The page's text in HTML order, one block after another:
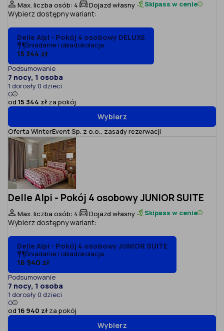
Max. liczba osób: 4 Dojazd własny Skipass w cenie
Wybierz dostępny wariant:
Delle Alpi - Pokój 4 osobowy DELUXE
Śniadanie i obiadokolacja
15 344 zł
Podsumowanie
7 nocy, 1 osoba
1 dorosły 0 dzieci
G
od 15 344 zł za pokój
Wybierz
Oferta WinterEvent Sp. z o.o., zasady rezerwacji
Delle Alpi - Pokój 4 osobowy JUNIOR SUITE
Max. liczba osób: 4 Dojazd własny Skipass w cenie
Wybierz dostępny wariant:
Delle Alpi - Pokój 4 osobowy JUNIOR SUITE
Śniadanie i obiadokolacja
16 940 zł
Podsumowanie
7 nocy, 1 osoba
1 dorosły 0 dzieci
G
od 16 940 zł za pokój
Wybierz